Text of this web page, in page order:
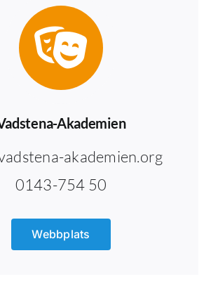
Akademien
akademien.org
0143-754 50
Webbplats